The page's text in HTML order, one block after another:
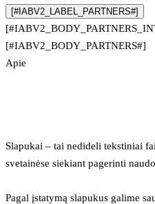
[#IABV2_LABEL_PARTNERS#]
[#IABV2_BODY_PARTNERS#]
Apie
Slapukai – tai nedideli tekstiniai
svetainėse siekiant pagerinti
Pagal įstatymą slapukus galime